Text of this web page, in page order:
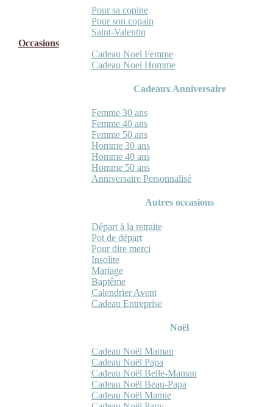
Pour sa copine
Pour son copain
Saint-Valentin
Occasions
Cadeau Noel Femme
Cadeau Noel Homme
Cadeaux Anniversaire
Femme 30 ans
Femme 40 ans
Femme 50 ans
Homme 30 ans
Homme 40 ans
Homme 50 ans
Anniversaire Personnalisé
Autres occasions
Départ à la retraite
Pot de départ
Pour dire merci
Insolite
Mariage
Baptême
Calendrier Avent
Cadeau Entreprise
Noël
Cadeau Noël Maman
Cadeau Noël Papa
Cadeau Noël Belle-Maman
Cadeau Noël Beau-Papa
Cadeau Noël Mamie